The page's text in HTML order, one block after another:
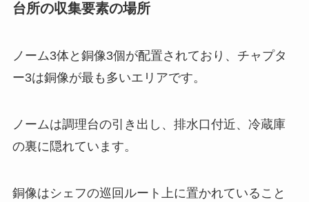
台所の収集要素の場所
ノーム3体と銅像3個が配置されており、チャプタ
ー3は銅像が最も多いエリアです。
ノームは調理台の引き出し、排水口付近、冷蔵庫
の裏に隠れています。
銅像はシェフの巡回ルート上に置かれていること